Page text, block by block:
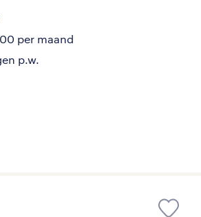
per maand
p.w.